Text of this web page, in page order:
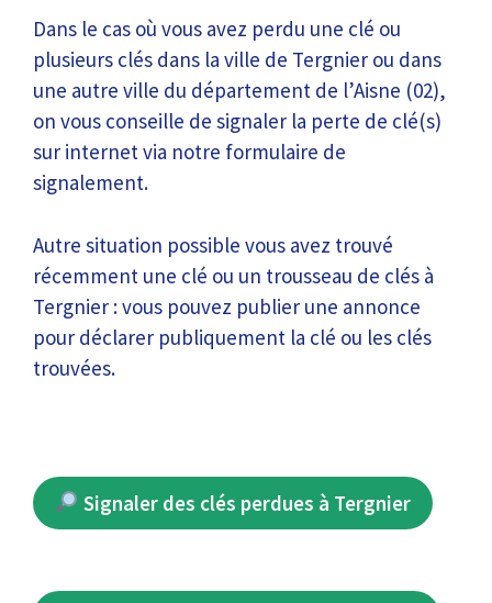
Dans le cas où vous avez perdu une clé ou
plusieurs clés dans la ville de Tergnier ou dans
une autre ville du département de l’Aisne (02),
on vous conseille de signaler la perte de clé(s)
sur internet via notre formulaire de
signalement.
Autre situation possible vous avez trouvé
récemment une clé ou un trousseau de clés à
Tergnier : vous pouvez publier une annonce
pour déclarer publiquement la clé ou les clés
trouvées.
Signaler des clés perdues à Tergnier